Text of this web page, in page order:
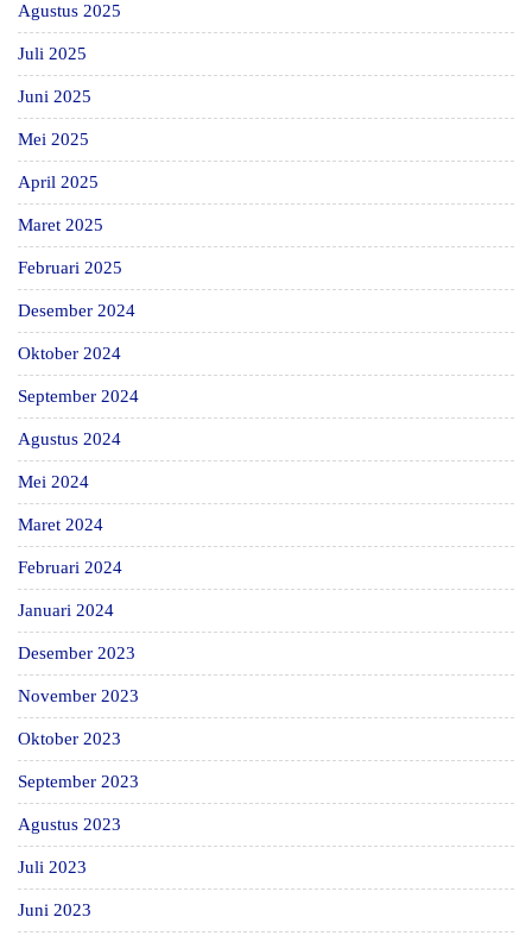
Agustus 2025
Juli 2025
Juni 2025
Mei 2025
April 2025
Maret 2025
Februari 2025
Desember 2024
Oktober 2024
September 2024
Agustus 2024
Mei 2024
Maret 2024
Februari 2024
Januari 2024
Desember 2023
November 2023
Oktober 2023
September 2023
Agustus 2023
Juli 2023
Juni 2023